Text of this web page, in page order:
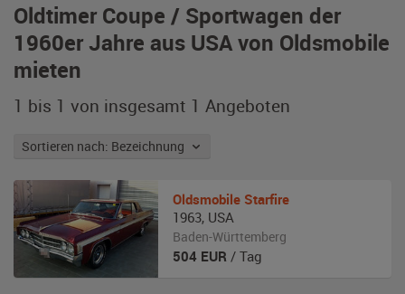
Oldtimer Coupe / Sportwagen der
1960er Jahre aus USA von Oldsmobile
mieten
1 bis 1 von insgesamt 1 Angeboten
Sortieren nach: Bezeichnung
Oldsmobile Starfire
1963, USA
Baden-Württemberg
504 EUR / Tag